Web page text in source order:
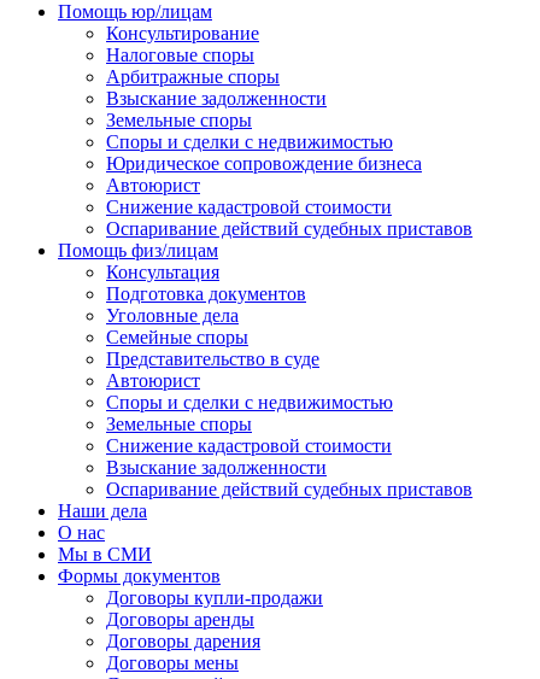
Помощь юр/лицам
Консультирование
Налоговые споры
Арбитражные споры
Взыскание задолженности
Земельные споры
Споры и сделки с недвижимостью
Юридическое сопровождение бизнеса
Автоюрист
Снижение кадастровой стоимости
Оспаривание действий судебных приставов
Помощь физ/лицам
Консультация
Подготовка документов
Уголовные дела
Семейные споры
Представительство в суде
Автоюрист
Споры и сделки с недвижимостью
Земельные споры
Снижение кадастровой стоимости
Взыскание задолженности
Оспаривание действий судебных приставов
Наши дела
О нас
Мы в СМИ
Формы документов
Договоры купли-продажи
Договоры аренды
Договоры дарения
Договоры мены